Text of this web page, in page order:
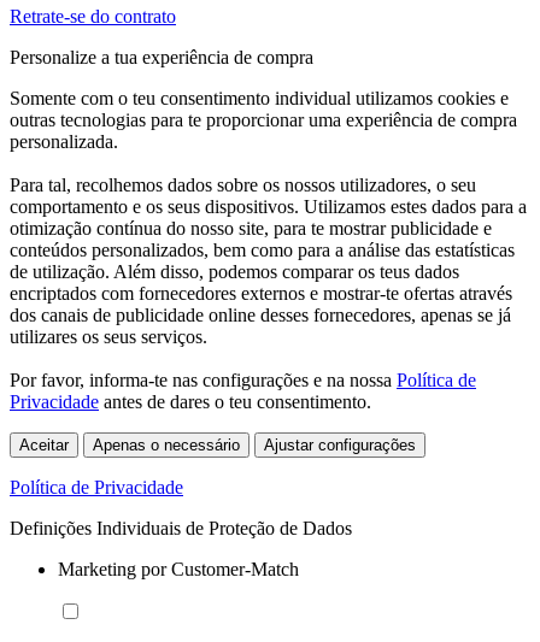
Retrate-se do contrato
Personalize a tua experiência de compra
Somente com o teu consentimento individual utilizamos cookies e
outras tecnologias para te proporcionar uma experiência de compra
personalizada.
Para tal, recolhemos dados sobre os nossos utilizadores, o seu
comportamento e os seus dispositivos. Utilizamos estes dados para a
otimização contínua do nosso site, para te mostrar publicidade e
conteúdos personalizados, bem como para a análise das estatísticas
de utilização. Além disso, podemos comparar os teus dados
encriptados com fornecedores externos e mostrar-te ofertas através
dos canais de publicidade online desses fornecedores, apenas se já
utilizares os seus serviços.
Por favor, informa-te nas configurações e na nossa Política de
Privacidade antes de dares o teu consentimento.
Aceitar Apenas o necessário Ajustar configurações
Política de Privacidade
Definições Individuais de Proteção de Dados
Marketing por Customer-Match